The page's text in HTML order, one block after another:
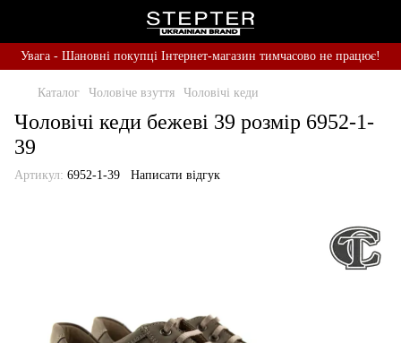
Увага - Шановні покупці Інтернет-магазин тимчасово не працює!
Каталог Чоловіче взуття Чоловічі кеди
Чоловічі кеди бежеві 39 розмір 6952-1-
39
Артикул: 6952-1-39 Написати відгук